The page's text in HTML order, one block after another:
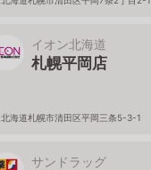
イオン北海道
札幌平岡店
北海道札幌市清田区平岡三条5-3-1
サンドラッグ